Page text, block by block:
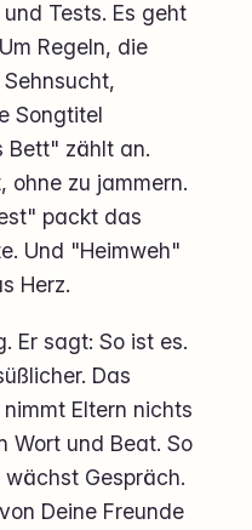
Tests. Es geht
Regeln, die
Songtitel
Bett" zählt an.
ohne zu jammern.
packt das
Und "Heimweh"
Herz.
Er sagt: So ist es.
Das
Eltern nichts
Wort und Beat. So
Gespräch.
Deine Freunde